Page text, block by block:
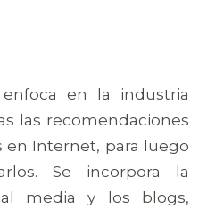
en la industria
las recomendaciones
en Internet, para luego
Se incorpora la
media y los blogs,